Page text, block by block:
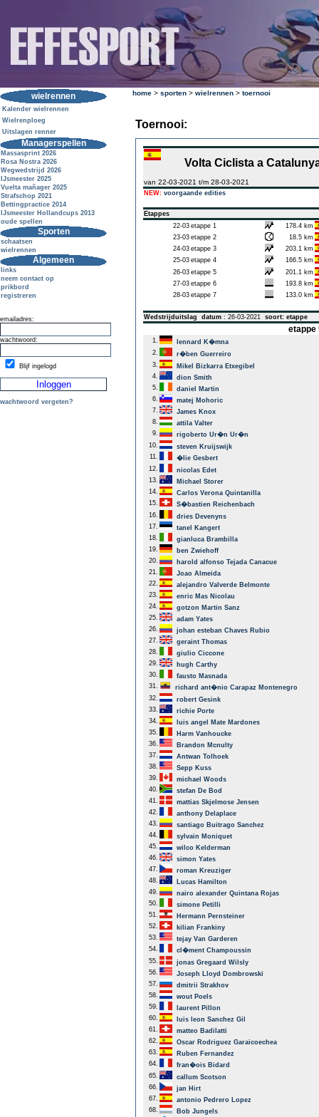
wielrennen
Kalender wielrennen
Wielrenploeg
Uitslagen renner
Managerspellen
Massasprint 2026
Rosa Nostra 2026
Wegwedstrijd 2026
IJsmeester 2025
Vuelta mañager 2025
Strafschop 2021
Bettingpractice 2014
IJsmeester Hollandcups 2013
oude spellen
Sporten
schaatsen
wielrennen
Algemeen
links
neem contact op
prikbord
registreren
emailadres:
wachtwoord:
Blijf ingelogd
wachtwoord vergeten?
home > sporten > wielrennen > toernooi
Toernooi:
Volta Ciclista a
van 22-03-2021 t/m 28-03-2021
NEW: voorgaande edities
Etappes
22-03 etappe 1
178.4 km
23-03 etappe 2
18.5 km
24-03 etappe 3
203.1 km
25-03 etappe 4
166.5 km
26-03 etappe 5
201.1 km
27-03 etappe 6
193.8 km
28-03 etappe 7 133.0 km
Wedstrijduitslag datum : 26-03-2021 soort: etappe
etappe
1.
lennard K�mna
2.
r�ben Guerreiro
3.
Mikel Bizkarra Etxegibel
4.
dion Smith
5.
daniel Martin
6.
matej Mohoric
7.
James Knox
8.
attila Valter
9.
rigoberto Ur�n Ur�n
10.
steven Kruijswijk
11.
�lie Gesbert
12.
nicolas Edet
13.
Michael Storer
14.
Carlos Verona Quintanilla
15.
S�bastien Reichenbach
16.
dries Devenyns
17.
tanel Kangert
18.
gianluca Brambilla
19.
ben Zwiehoff
20.
harold alfonso Tejada Canacue
21.
Joao Almeida
22.
alejandro Valverde Belmonte
23.
enric Mas Nicolau
24.
gotzon Martin Sanz
25.
adam Yates
26.
johan esteban Chaves Rubio
27.
geraint Thomas
28.
giulio Ciccone
29.
hugh Carthy
30.
fausto Masnada
31.
richard ant�nio Carapaz Montenegro
32.
robert Gesink
33.
richie Porte
34.
luis angel Mate Mardones
35.
Harm Vanhoucke
36.
Brandon Mcnulty
37.
Antwan Tolhoek
38.
Sepp Kuss
39.
michael Woods
40.
stefan De Bod
41.
mattias Skjelmose Jensen
42.
anthony Delaplace
43.
santiago Buitrago Sanchez
44.
sylvain Moniquet
45.
wilco Kelderman
46.
simon Yates
47.
roman Kreuziger
48.
Lucas Hamilton
49.
nairo alexander Quintana Rojas
50.
simone Petilli
51.
Hermann Pernsteiner
52.
kilian Frankiny
53.
tejay Van Garderen
54.
cl�ment Champoussin
55.
jonas Gregaard Wilsly
56.
Joseph Lloyd Dombrowski
57.
dmitrii Strakhov
58.
wout Poels
59.
laurent Pillon
60.
luis leon Sanchez Gil
61.
matteo Badilatti
62.
Oscar Rodriguez Garaicoechea
63.
Ruben Fernandez
64.
fran�ois Bidard
65.
callum Scotson
66.
jan Hirt
67.
antonio Pedrero Lopez
68.
Bob Jungels